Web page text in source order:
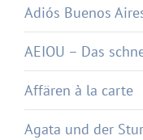
Adiós Buenos
AEIOU – Das
Affären à la carte
Agata und der